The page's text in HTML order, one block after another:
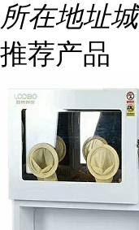
所在地址
推荐产品